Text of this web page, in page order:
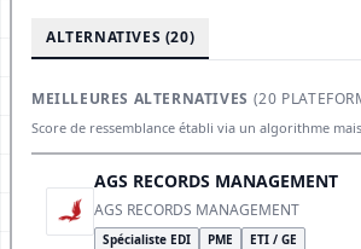
ALTERNATIVES (20)
MEILLEURES ALTERNATIVES (20
Score de ressemblance établi via un algorithme
AGS RECORDS MANAGEMENT
AGS RECORDS MANAGEMENT
Spécialiste EDI PME ETI / GE